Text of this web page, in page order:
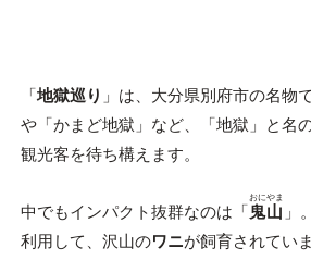
「地獄巡り 」は、大分県別府市の名物
や「かまど地獄」など、「地獄」と名
観光客を待ち構えます。
中でもインパクト抜群なのは「 鬼山
おにやま
」
利用して、沢山のワニが飼育されていま